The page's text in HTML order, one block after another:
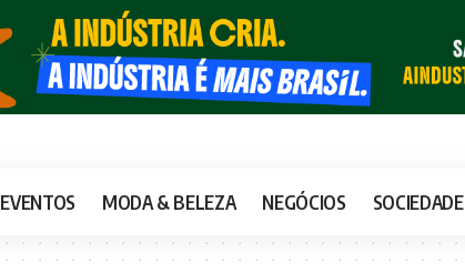
EVENTOS MODA & BELEZA NEGÓCIOS SOCIEDADE